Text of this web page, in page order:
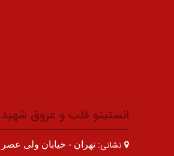
انستیتو قلب و عروق
نشانی: تهران - خیابان ولی